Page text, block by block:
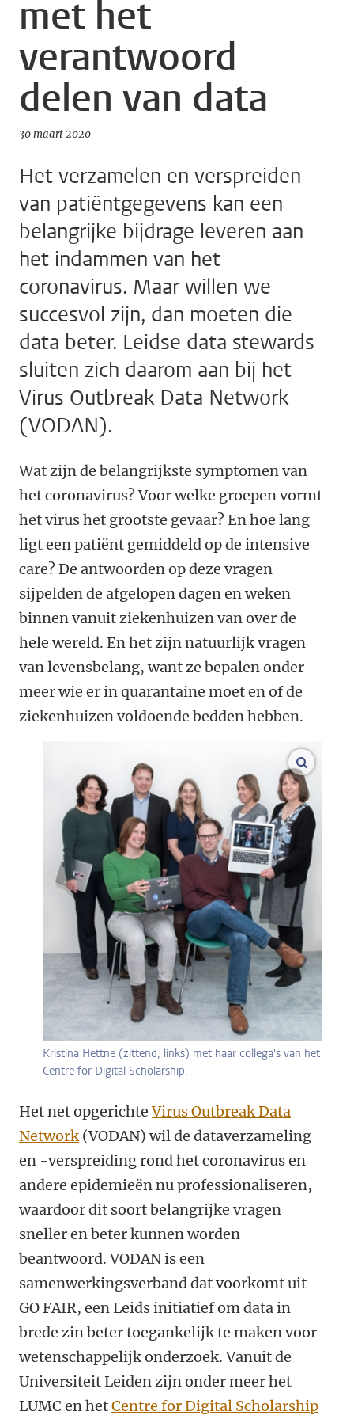
met het
verantwoord
delen van data
30 maart 2020
Het verzamelen en verspreiden
van patiëntgegevens kan een
belangrijke bijdrage leveren aan
het indammen van het
coronavirus. Maar willen we
succesvol zijn, dan moeten die
data beter. Leidse data stewards
sluiten zich daarom aan bij het
Virus Outbreak Data Network
(VODAN).
Wat zijn de belangrijkste symptomen van
het coronavirus? Voor welke groepen vormt
het virus het grootste gevaar? En hoe lang
ligt een patiënt gemiddeld op de intensive
care? De antwoorden op deze vragen
sijpelden de afgelopen dagen en weken
binnen vanuit ziekenhuizen van over de
hele wereld. En het zijn natuurlijk vragen
van levensbelang, want ze bepalen onder
meer wie er in quarantaine moet en of de
ziekenhuizen voldoende bedden hebben.
Kristina Hettne (zittend, links) met haar collega's van het
Centre for Digital Scholarship.
Het net opgerichteVirus Outbreak Data
Network(VODAN) wil de dataverzameling
en -verspreiding rond het coronavirus en
andere epidemieën nu professionaliseren,
waardoor dit soort belangrijke vragen
sneller en beter kunnen worden
beantwoord. VODAN is een
samenwerkingsverband dat voorkomt uit
GO FAIR, een Leids initiatief om data in
brede zin beter toegankelijk te maken voor
wetenschappelijk onderzoek. Vanuit de
Universiteit Leiden zijn onder meer het
LUMC en hetCentre for Digital Scholarship